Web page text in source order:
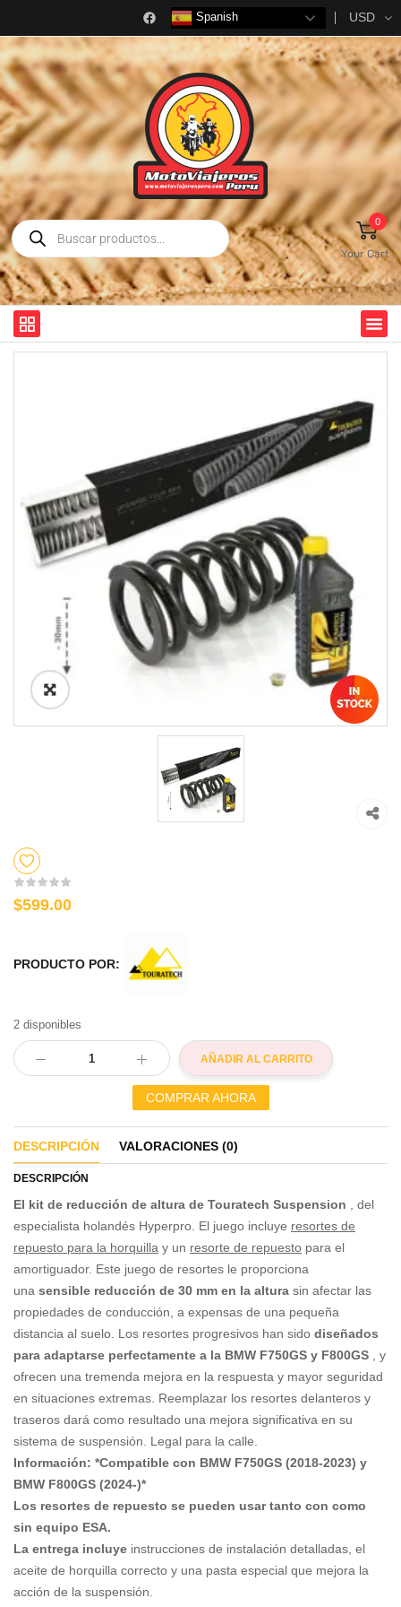
Spanish USD
0
Your Cart
$599.00
PRODUCTO POR:
2 disponibles
AÑADIR AL CARRITO
COMPRAR AHORA
DESCRIPCIÓN VALORACIONES (0)
DESCRIPCIÓN
El kit de reducción de altura de Touratech Suspension , del
especialista holandés Hyperpro. El juego incluye resortes de
repuesto para la horquilla y un resorte de repuesto para el
amortiguador. Este juego de resortes le proporciona
una sensible reducción de 30 mm en la altura sin afectar las
propiedades de conducción, a expensas de una pequeña
distancia al suelo. Los resortes progresivos han sido diseñados
para adaptarse perfectamente a la BMW F750GS y F800GS , y
ofrecen una tremenda mejora en la respuesta y mayor seguridad
en situaciones extremas. Reemplazar los resortes delanteros y
traseros dará como resultado una mejora significativa en su
sistema de suspensión. Legal para la calle.
Información: *Compatible con BMW F750GS (2018-2023) y
BMW F800GS (2024-)*
Los resortes de repuesto se pueden usar tanto con como
sin equipo ESA.
La entrega incluye instrucciones de instalación detalladas, el
aceite de horquilla correcto y una pasta especial que mejora la
acción de la suspensión.